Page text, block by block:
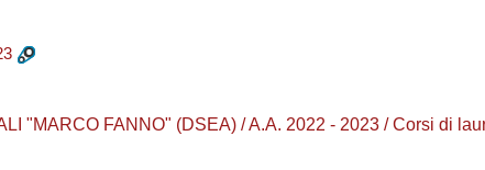
"MARCO FANNO" (DSEA) / A.A. 2022 - 2023 / Corsi di